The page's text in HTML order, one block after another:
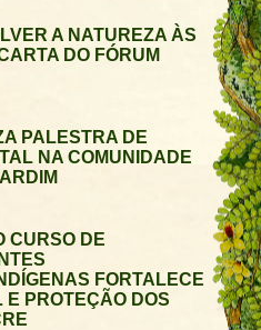
A NATUREZA ÀS
DO FÓRUM
PALESTRA DE
NA COMUNIDADE
CURSO DE
FORTALECE
PROTEÇÃO DOS